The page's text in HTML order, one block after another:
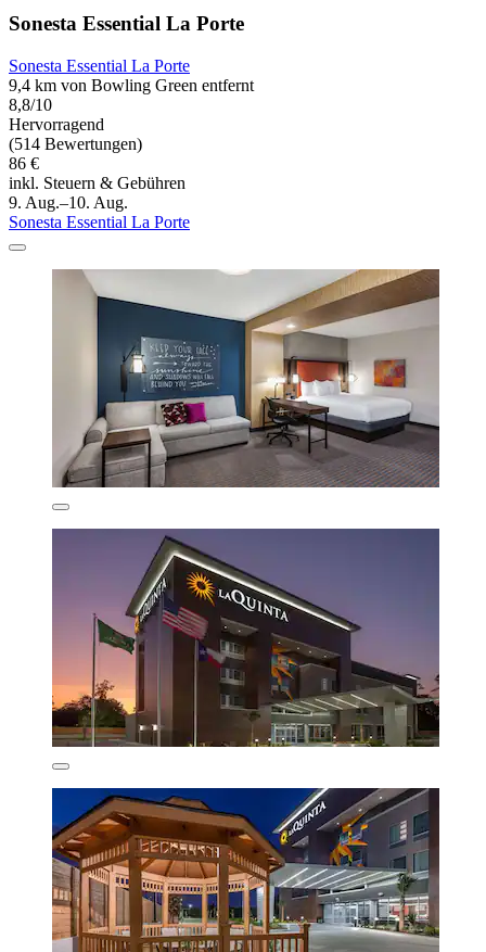
Sonesta Essential La Porte
Sonesta Essential La Porte
9,4 km von Bowling Green entfernt
8,8/10
Hervorragend
(514 Bewertungen)
86 €
inkl. Steuern & Gebühren
9. Aug.–10. Aug.
Sonesta Essential La Porte